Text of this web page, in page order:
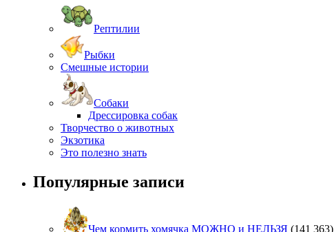
Рептилии
Рыбки
Смешные истории
Собаки
Дрессировка собак
Творчество о животных
Экзотика
Это полезно знать
Популярные записи
Чем кормить хомячка МОЖНО и НЕЛЬЗЯ (141 363)